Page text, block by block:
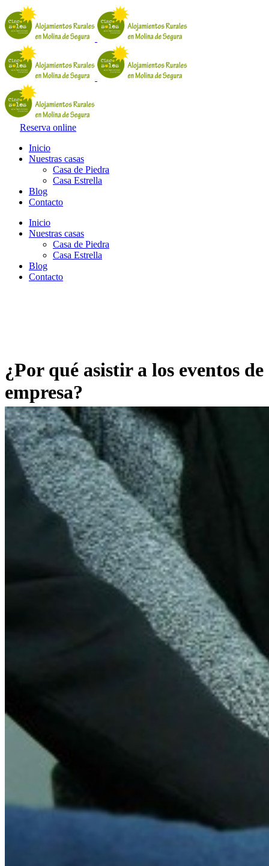
Reserva online
Inicio
Nuestras casas
Casa de Piedra
Casa Estrella
Blog
Contacto
Inicio
Nuestras casas
Casa de Piedra
Casa Estrella
Blog
Contacto
¿Por qué asistir a los eventos de
empresa?